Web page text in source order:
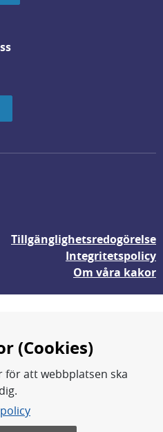
Tillgänglighetsredogörelse
Integritetspolicy
Om våra kakor
metod- och
(Cookies)
för att webbplatsen ska